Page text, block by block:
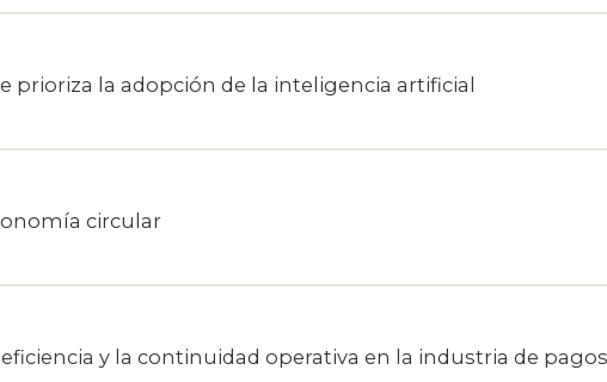
prioriza la adopción de la inteligencia artificial
circular
y la continuidad operativa en la industria de pagos